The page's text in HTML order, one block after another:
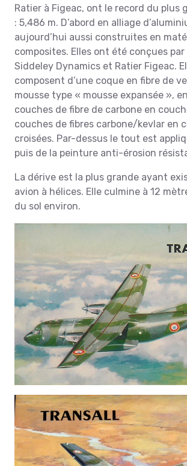
Ratier à Figeac, ont le record du plus
: 5,486 m. D’abord en alliage
aujourd’hui aussi construites en
composites. Elles ont été conçues par
Siddeley Dynamics et Ratier Figeac.
composent d’une coque en fibre de
mousse type « mousse expansée »,
couches de fibre de carbone en
couches de fibres carbone/kevlar en
croisées. Par-dessus le tout est
puis de la peinture anti-érosion
La dérive est la plus grande ayant
avion à hélices. Elle culmine à 12
du sol environ.